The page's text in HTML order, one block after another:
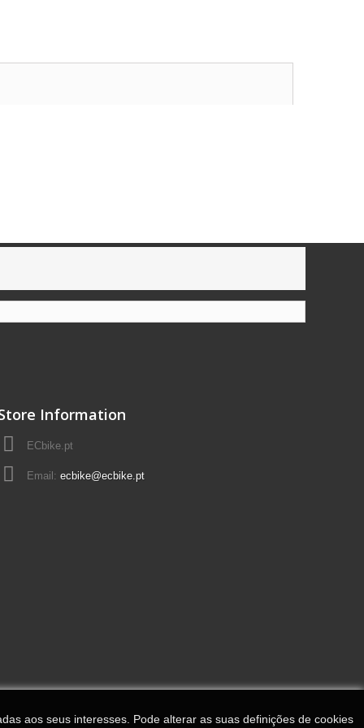
Information
ECbike.pt
Email: ecbike@ecbike.pt
aos seus interesses. Pode alterar as suas definições de cookies